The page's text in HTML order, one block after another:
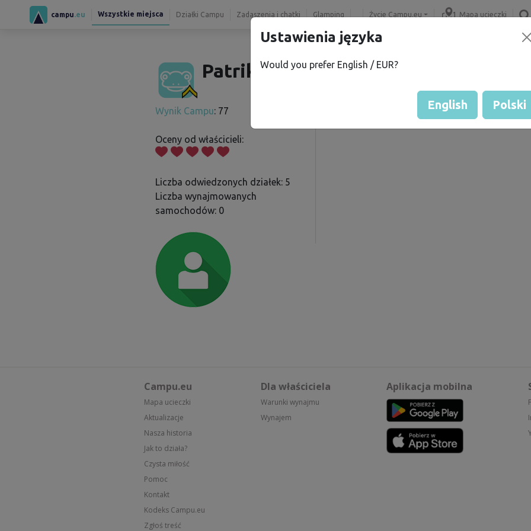
campu .eu Wszystkie miejsca Działki Campu Zadaszenia i chatki Glamping Życie Campu.eu Mapa ucieczki
Patrik K.
Wynik Campu: 77
Oceny od właścicieli:
Liczba odwiedzonych działek: 5
Liczba wynajmowanych
samochodów: 0
Campu.eu
Mapa ucieczki
Aktualizacje
Nasza historia
Jak to działa?
Czysta miłość
Pomoc
Kontakt
Kodeks Campu.eu
Zgłoś treść
Dla właściciela
Warunki wynajmu
Wynajem
Aplikacja mobilna
Ustawienia języka
Would you prefer English / EUR?
English Polski